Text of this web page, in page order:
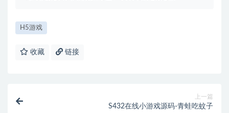
H5游戏
收藏 链接
上一篇
S432在线小游戏源码-青蛙吃蚊子